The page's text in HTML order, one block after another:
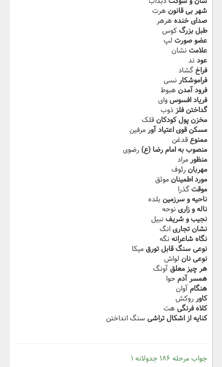
شهر بی قانون هرت
صدای خنده هرهر
طبل بزرگکوس
عضو صورت لپ
علامت نشان
عود ند
فراخگشاد
فراموشکار نسی
فرود آمدن هبوط
فریاد افسوسوای
گداختن فلزذوب
مخزن پول کودکانقلک
مسکن قوی اعتیاد آورمرفین
ممنوعقدغن
منصوب به امام رضا (ع) رضوی
منظورمراد
مهربانرئوف
مورد اطمینانموثق
موقتگذرا
ناحیه و سرزمین بلده
ناله و زاری نوحه
نجیب و شریف نبیل
نشان تجاریانگ
نگاه شاعرانه نگه
نوعی سنگ قابل تورقمیکا
نوعی نان لواش
هر چیز معلقآونگ
همسر آدم حوا
هنگامآوان
کاورروکش
کلاه فرنگی هت
کنایه از اشکال تراشی سنگ انداختن
جواب مرحله ۱۸۶ جدولانه ۱